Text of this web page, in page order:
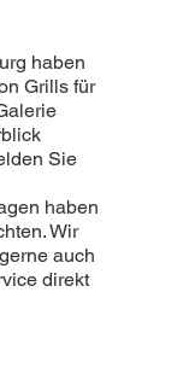
haben
Grills für
Sie
haben
Wir
auch
direkt